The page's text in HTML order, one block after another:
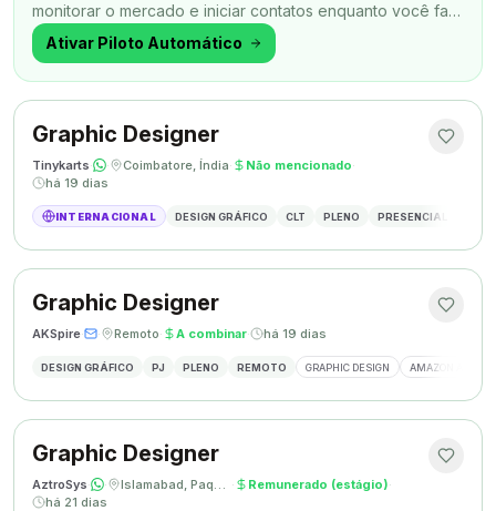
monitorar o mercado e iniciar contatos enquanto você faz
outra coisa.
Ativar Piloto Automático
Graphic Designer
Tinykarts· · Coimbatore, Índia· Não mencionado·
há 19 dias
INTERNACIONAL DESIGN GRÁFICO CLT PLENO PRESENCIAL
Graphic Designer
AKSpire· · Remoto· A combinar· há 19 dias
DESIGN GRÁFICO PJ PLENO REMOTO GRAPHIC DESIGN AMAZON A+
Graphic Designer
AztroSys· · Islamabad, Paquistão · Remunerado (estágio)·
há 21 dias